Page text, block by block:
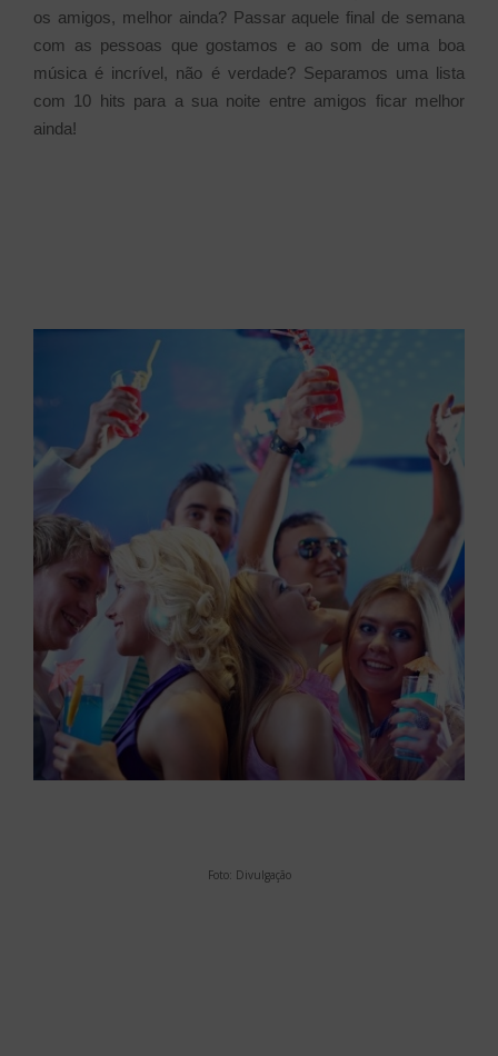
os amigos, melhor ainda? Passar aquele final de semana
com as pessoas que gostamos e ao som de uma boa
música é incrível, não é verdade? Separamos uma lista
com 10 hits para a sua noite entre amigos ficar melhor
ainda!
Foto: Divulgação